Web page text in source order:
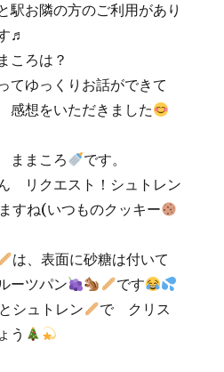
駅お隣の方のご利用があり
♬
ころは？
てゆっくりお話ができて
想をいただきました
ままころ
です。
リクエスト！シュトレン
すね(いつものクッキー
は、表面に砂糖は付いて
ーツパン
です
とシュトレン
で クリス
う